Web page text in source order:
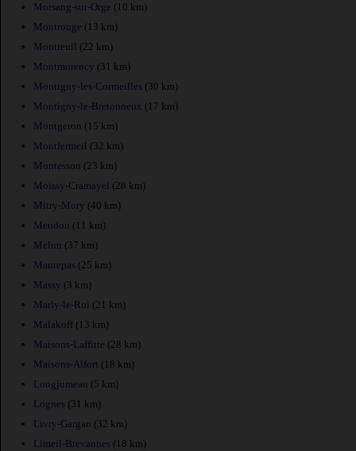
Morsang-sur-Orge (10 km)
Montrouge (13 km)
Montreuil (22 km)
Montmorency (31 km)
Montigny-les-Cormeilles (30 km)
Montigny-le-Bretonneux (17 km)
Montgeron (15 km)
Montfermeil (32 km)
Montesson (23 km)
Moissy-Cramayel (28 km)
Mitry-Mory (40 km)
Meudon (11 km)
Melun (37 km)
Maurepas (25 km)
Massy (3 km)
Marly-le-Roi (21 km)
Malakoff (13 km)
Maisons-Laffitte (28 km)
Maisons-Alfort (18 km)
Longjumeau (5 km)
Lognes (31 km)
Livry-Gargan (32 km)
Limeil-Brevannes (18 km)